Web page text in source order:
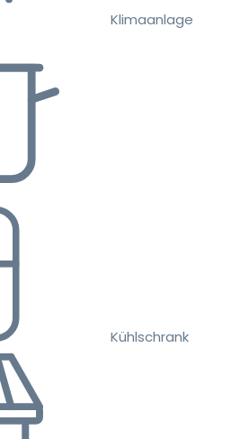
Klimaanlage
Kühlschrank